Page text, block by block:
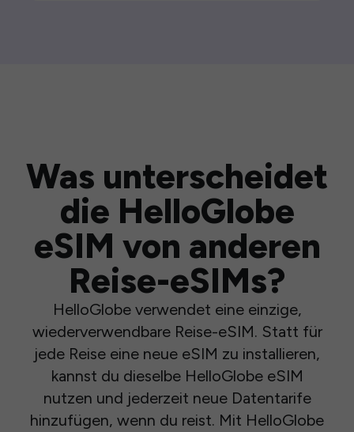
Was unterscheidet
die HelloGlobe
eSIM von anderen
Reise-eSIMs?
HelloGlobe verwendet eine einzige,
wiederverwendbare Reise-eSIM. Statt für
jede Reise eine neue eSIM zu installieren,
kannst du dieselbe HelloGlobe eSIM
nutzen und jederzeit neue Datentarife
hinzufügen, wenn du reist. Mit HelloGlobe